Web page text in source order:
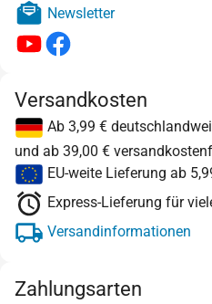
Newsletter
Versandkosten
Ab 3,99 €
und ab 39,00 €
EU-weite Lieferung ab
Express-Lieferung für
Versandinformationen
Zahlungsarten